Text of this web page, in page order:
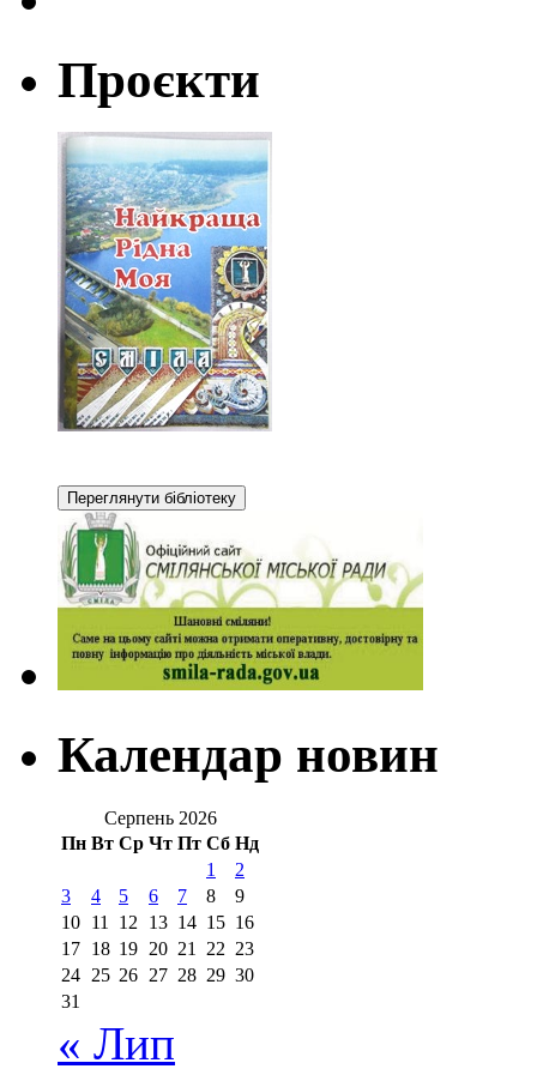
Проєкти
Календар новин
Серпень 2026
Пн Вт Ср Чт Пт Сб Нд
1
2
3
4 5 6 7 8
9
10 11 12 13 14 15 16
17 18 19 20 21 22 23
24 25 26 27 28 29 30
31
« Лип